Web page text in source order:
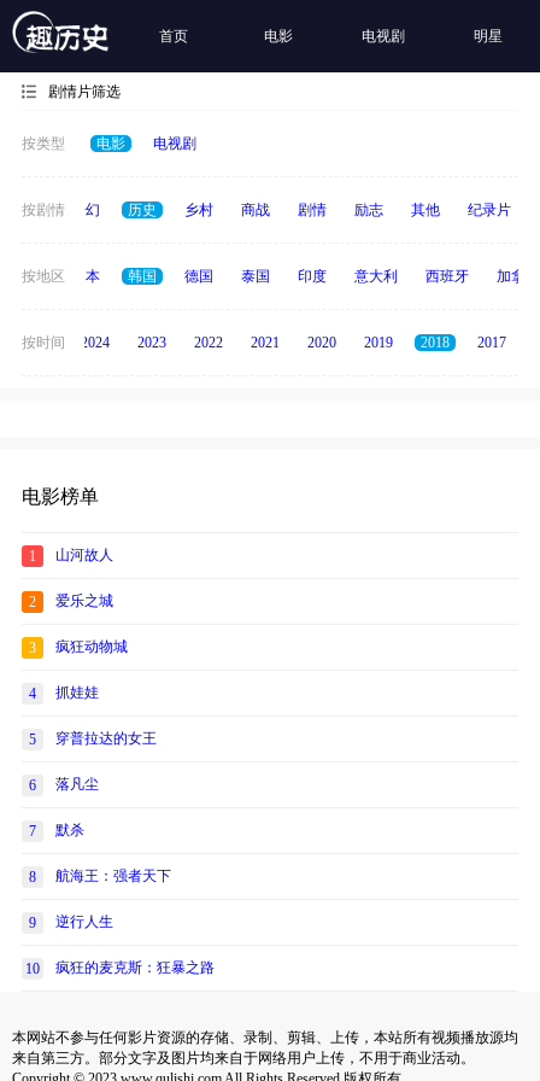
首页 电影 电视剧 明星
剧情片筛选
按类型 电影 电视剧
按剧情
动作 奇幻 历史 乡村 商战 剧情 励志 其他 纪录片
按地区
英国 日本 韩国 德国 泰国 印度 意大利 西班牙 加拿大
按时间
2025 2024 2023 2022 2021 2020 2019 2018 2017
电影榜单
1 山河故人
2 爱乐之城
3 疯狂动物城
4 抓娃娃
5 穿普拉达的女王
6 落凡尘
7 默杀
8 航海王：强者天下
9 逆行人生
10 疯狂的麦克斯：狂暴之路
本网站不参与任何影片资源的存储、录制、剪辑、上传，本站所有视频播放源均
来自第三方。部分文字及图片均来自于网络用户上传，不用于商业活动。